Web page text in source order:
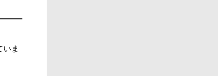
いま